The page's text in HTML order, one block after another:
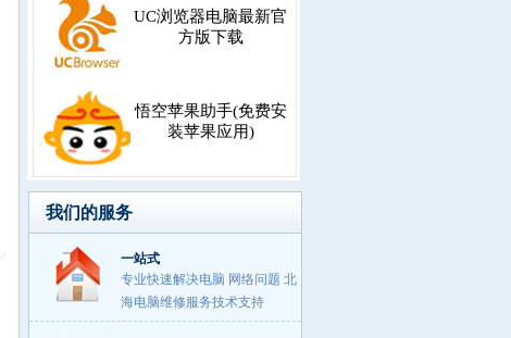
UC浏览器电脑最新官
方版下载
悟空苹果助手(免费安
装苹果应用)
我们的服务
一站式
专业快速解决电脑 网络问题 北
海电脑维修服务技术支持